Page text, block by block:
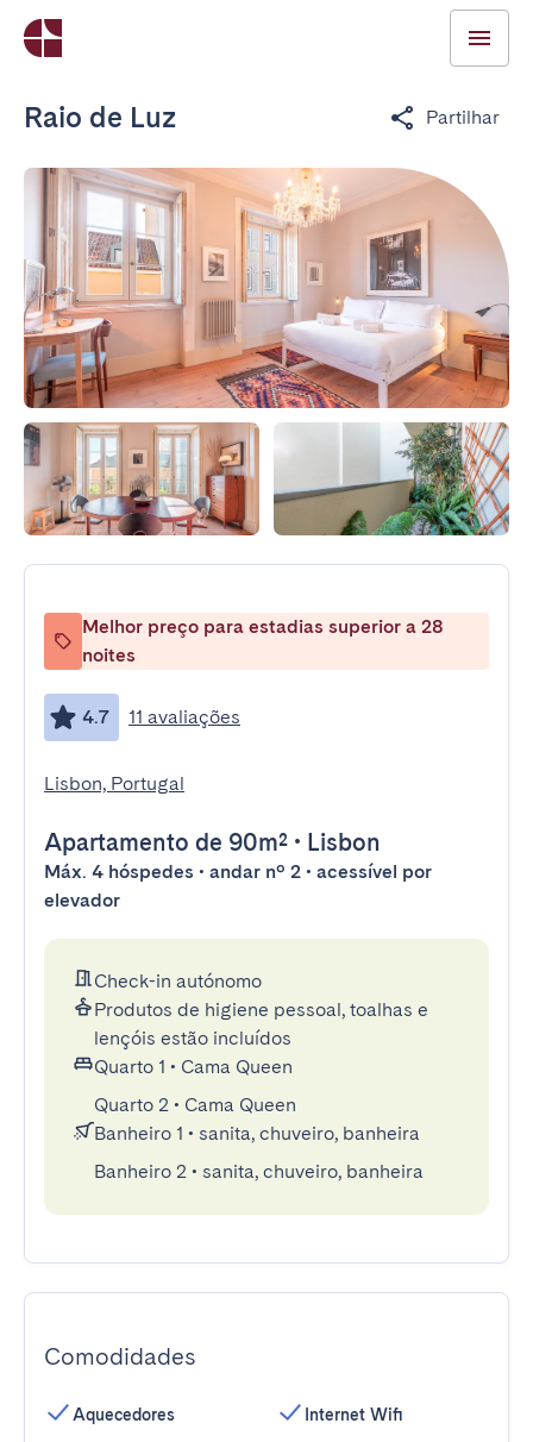
Raio de Luz Partilhar
Melhor preço para estadias superior a 28
noites
4.7 11 avaliações
Lisbon, Portugal
Apartamento de 90m² • Lisbon
Máx. 4 hóspedes • andar nº 2 • acessível por
elevador
Check-in autónomo
Produtos de higiene pessoal, toalhas e
lençóis estão incluídos
Quarto 1 • Cama Queen
Quarto 2 • Cama Queen
Banheiro 1 • sanita, chuveiro, banheira
Banheiro 2 • sanita, chuveiro, banheira
Comodidades
Aquecedores
Internet Wifi